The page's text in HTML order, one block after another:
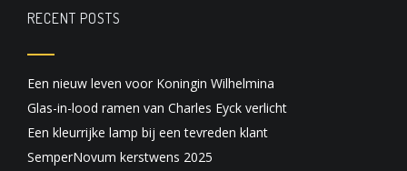
RECENT POSTS
Een nieuw leven voor Koningin Wilhelmina
Glas-in-lood ramen van Charles Eyck verlicht
Een kleurrijke lamp bij een tevreden klant
SemperNovum kerstwens 2025